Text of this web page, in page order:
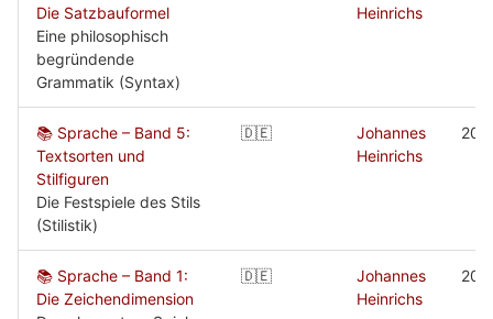
Die Satzbauformel
Eine philosophisch
begründende
Grammatik (Syntax)
Heinrichs
📚 Sprache – Band 5:
Textsorten und
Stilfiguren
Die Festspiele des Stils
(Stilistik)
🇩🇪
Johannes
Heinrichs
📚 Sprache – Band 1:
Die Zeichendimension
🇩🇪
Johannes
Heinrichs